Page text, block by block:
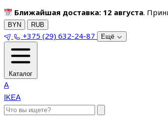
Ближайшая доставка: 12 августа.
BYN RUB
+375 (29) 632-24-87 Ещё
Каталог
A
IKEA